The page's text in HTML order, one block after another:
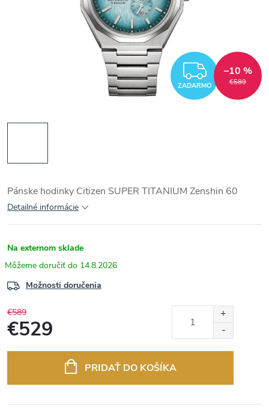
ZADARMO €589
–10 %
Pánske hodinky Citizen SUPER TITANIUM Zenshin 60
Detailné informácie
Na externom sklade
14.8.2026
Možnosti doručenia
€589
€529
PRIDAŤ DO KOŠÍKA